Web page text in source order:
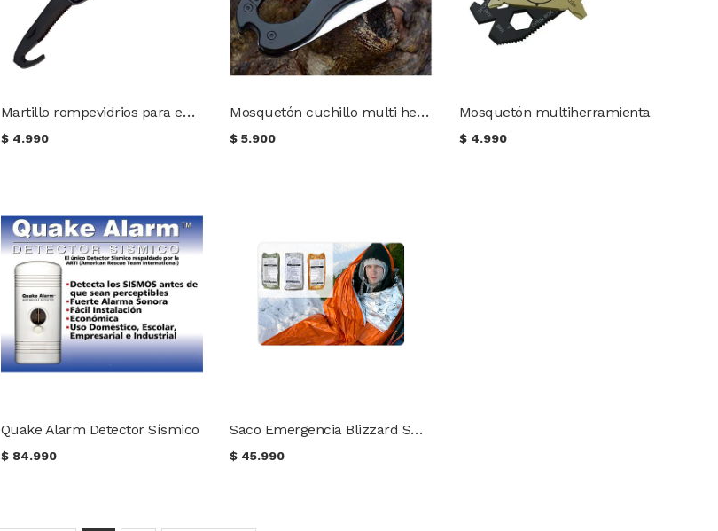
Martillo rompevidrios para emergencia vehicular
$ 4.990
Mosquetón cuchillo multi herramienta
$5.900
Mosquetón multiherramienta
$ 4.990
Quake Alarm Detector Sísmico
$ 84.990
Saco Emergencia Blizzard Survival
$ 45.990